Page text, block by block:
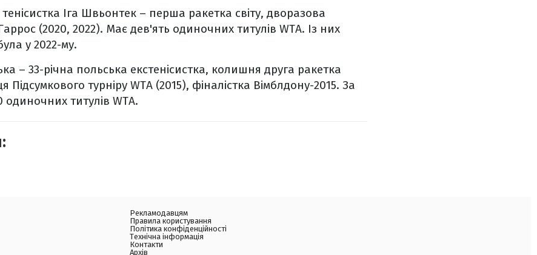
Іга Швьонтек – перша ракетка світу, дворазова
(2020, 2022). Має дев'ять одиночних титулів WTA. Із них
у 2022-му.
– 33-річна польська екстенісистка, колишня друга ракетка
Підсумкового турніру WTA (2015), фіналістка Вімблдону-2015. За
одиночних титулів WTA.
Рекламодавцям
Правила користування
Політика конфіденційності
Технічна інформація
Контакти
Архів